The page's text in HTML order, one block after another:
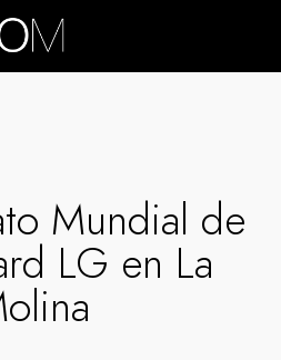
Mundial de
LG en La